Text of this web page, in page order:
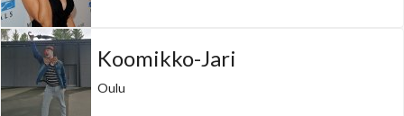
Koomikko-Jari
Oulu